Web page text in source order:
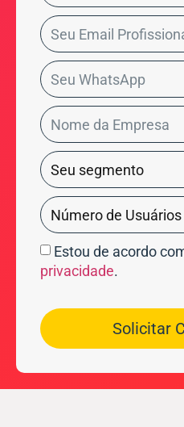
Estou de acordo
privacidade.
Solicitar